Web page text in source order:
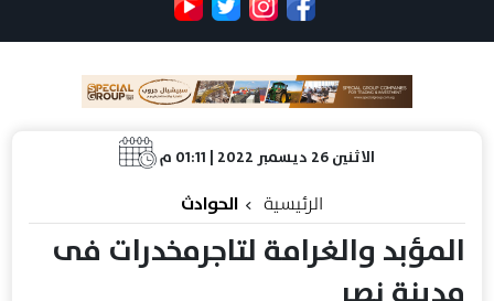
الاثنين 26 ديسمبر 2022 | 01:11 م
الرئيسية الحوادث
المؤبد والغرامة لتاجرمخدرات فى
مدينة نصر